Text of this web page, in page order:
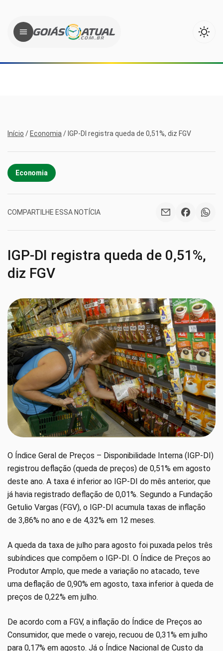
Início / Economia / IGP-DI registra queda de 0,51%, diz FGV
Economia
COMPARTILHE ESSA NOTÍCIA
IGP-DI registra queda de 0,51%,
diz FGV
O Índice Geral de Preços – Disponibilidade Interna (IGP-DI)
registrou deflação (queda de preços) de 0,51% em agosto
deste ano. A taxa é inferior ao IGP-DI do mês anterior, que
já havia registrado deflação de 0,01%. Segundo a Fundação
Getulio Vargas (FGV), o IGP-DI acumula taxas de inflação
de 3,86% no ano e de 4,32% em 12 meses.
A queda da taxa de julho para agosto foi puxada pelos três
subíndices que compõem o IGP-DI. O Índice de Preços ao
Produtor Amplo, que mede a variação no atacado, teve
uma deflação de 0,90% em agosto, taxa inferior à queda de
preços de 0,22% em julho.
De acordo com a FGV, a inflação do Índice de Preços ao
Consumidor, que mede o varejo, recuou de 0,31% em julho
para 0,17% em agosto. Já o Índice Nacional de Custo da